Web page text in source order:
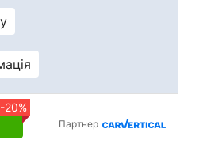
20%
Партнер